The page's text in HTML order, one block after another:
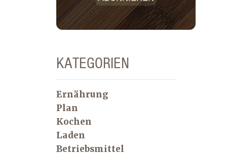
KATEGORIEN
Ernährung
Plan
Kochen
Laden
Betriebsmittel